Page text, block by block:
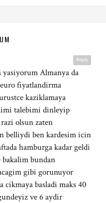
Reply
Almanya da
fiyatlandirma
kaziklamaya
talebimi dinleyip
olsun zaten
belliydi ben kardesim icin
hamburga kadar geldi
bundan
gibi gorunuyor
basladi maks 40
ve 6 aydir